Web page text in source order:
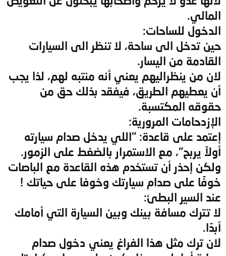
المالي.
الدخول للساحات:
حين تدخل الى ساحة، لا تنظر الى السيارات
القادمة من اليسار.
لان من ينظراليهم يعني أنه منتبه لهم، لذا يجب
أن يعطيهم الطريق، فيفقد بذلك حق من
حقوقه المكتسبة.
الإزدحامات المرورية:
إعتمد على قاعدة: "اللي يدخل صدام سيارته
أولاً يربح"، مع الاستمرار بالضغط على الزمور.
ولكن إحذر أن تستخدم هذه القاعدة مع الباصات
خوفًا على صدام سيارتك وخوفا على حياتك !
عند السير البطئ:
لا تترك مسافة بينك وبين السيارة التي أمامك
أبدًا.
لان ترك مثل هذا الفراغ يعني دخول صدام